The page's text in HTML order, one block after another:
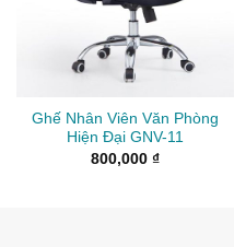
Ghế Nhân Viên Văn Phòng
Hiện Đại GNV-11
800,000 ₫